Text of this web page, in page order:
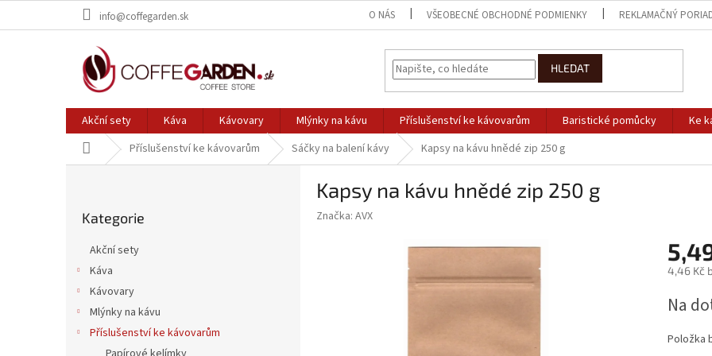
info@coffegarden.sk O NÁS VŠEOBECNÉ OBCHODNÉ PODMIENKY REKLAMAČNÝ
HLEDAT
Akční sety Káva Kávovary Mlýnky na kávu Příslušenství ke kávovarům Baristické pomůcky Ke
Domů Příslušenství ke kávovarům Sáčky na balení kávy Kapsy na kávu hnědé zip 250 g
kategorie
Kategorie
Akční sety
Káva
Kávovary
Mlýnky na kávu
Příslušenství ke kávovarům
Kapsy na kávu hnědé zip 250 g
Značka: AVX
4,46 Kč
cena:
Na
Položka